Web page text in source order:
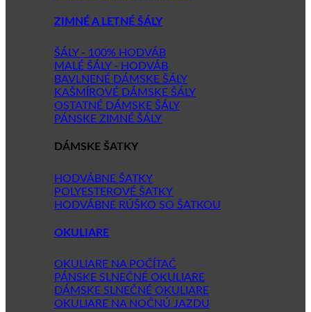
ZIMNÉ A LETNÉ ŠÁLY
ŠÁLY - 100% HODVÁB
MALÉ ŠÁLY - HODVÁB
BAVLNENÉ DÁMSKE ŠÁLY
KAŠMÍROVÉ DÁMSKE ŠÁLY
OSTATNÉ DÁMSKE ŠÁLY
PÁNSKE ZIMNÉ ŠÁLY
DÁMSKE ŠATKY
HODVÁBNE ŠATKY
POLYESTEROVÉ ŠATKY
HODVÁBNE RÚŠKO SO ŠATKOU
OKULIARE
OKULIARE NA POČÍTAČ
PÁNSKE SLNEČNÉ OKULIARE
DÁMSKE SLNEČNÉ OKULIARE
OKULIARE NA NOČNÚ JAZDU